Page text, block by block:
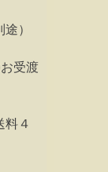
）
受渡
４